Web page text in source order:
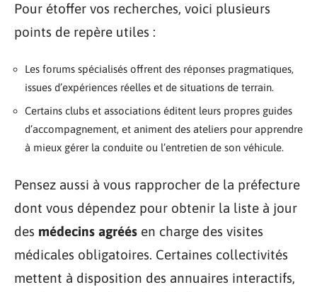
Pour étoffer vos recherches, voici plusieurs
points de repère utiles :
Les forums spécialisés offrent des réponses pragmatiques,
issues d’expériences réelles et de situations de terrain.
Certains clubs et associations éditent leurs propres guides
d’accompagnement, et animent des ateliers pour apprendre
à mieux gérer la conduite ou l’entretien de son véhicule.
Pensez aussi à vous rapprocher de la préfecture
dont vous dépendez pour obtenir la liste à jour
des médecins agréés en charge des visites
médicales obligatoires. Certaines collectivités
mettent à disposition des annuaires interactifs,